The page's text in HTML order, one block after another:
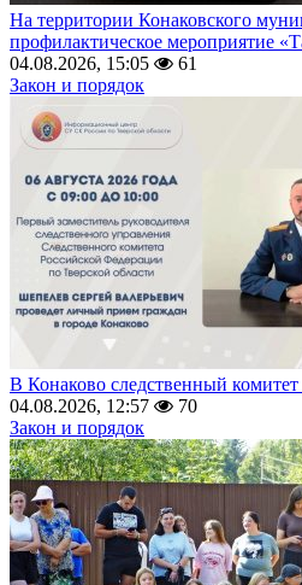
На территории Конаковского
профилактическое мероприятие
04.08.2026, 15:05
61
Закон и порядок
В Конаково следственный
04.08.2026, 12:57
70
Закон и порядок